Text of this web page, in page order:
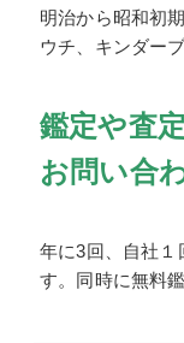
明治から昭和初
ウチ、キンダー
鑑定や査
お問い合
年に3回、自社１
す。同時に無料